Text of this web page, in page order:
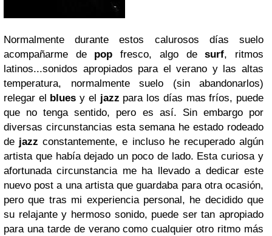
Normalmente durante estos calurosos días suelo
acompañarme de pop fresco, algo desurf, ritmos
latinos...sonidos apropiados para el verano y las altas
temperatura, normalmente suelo (sin abandonarlos)
relegar el blues y el jazz para los días mas fríos, puede
que no tenga sentido, pero es así. Sin embargo por
diversas circunstancias esta semana he estado rodeado
de jazz constantemente, e incluso he recuperado algún
artista que había dejado un poco de lado. Esta curiosa y
afortunada circunstancia me ha llevado a dedicar este
nuevo post a una artista que guardaba para otra ocasión,
pero que tras mi experiencia personal, he decidido que
su relajante y hermoso sonido, puede ser tan apropiado
para una tarde de verano como cualquier otro ritmo más